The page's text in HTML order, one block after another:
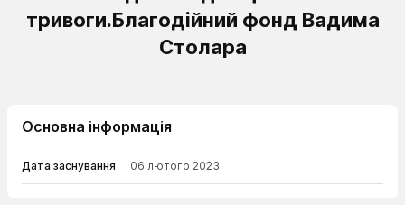
тривоги.Благодійний фонд Вадима
Столара
Основна інформація
Дата заснування 06 лютого 2023